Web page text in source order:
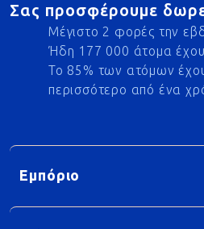
Σας προσφέρουμε
Μέγιστο 2 φορές την
Ήδη 177 000 άτομα
Το 85% των ατόμων
περισσότερο από ένα
Εμπόριο